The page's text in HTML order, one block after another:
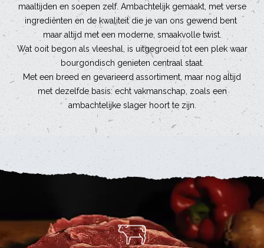
maaltijden en soepen zelf. Ambachtelijk gemaakt, met verse
ingrediënten en de kwaliteit die je van ons gewend bent
maar altijd met een moderne, smaakvolle twist.
Wat ooit begon als vleeshal, is uitgegroeid tot een plek waar
bourgondisch genieten centraal staat.
Met een breed en gevarieerd assortiment, maar nog altijd
met dezelfde basis: echt vakmanschap, zoals een
ambachtelijke slager hoort te zijn.